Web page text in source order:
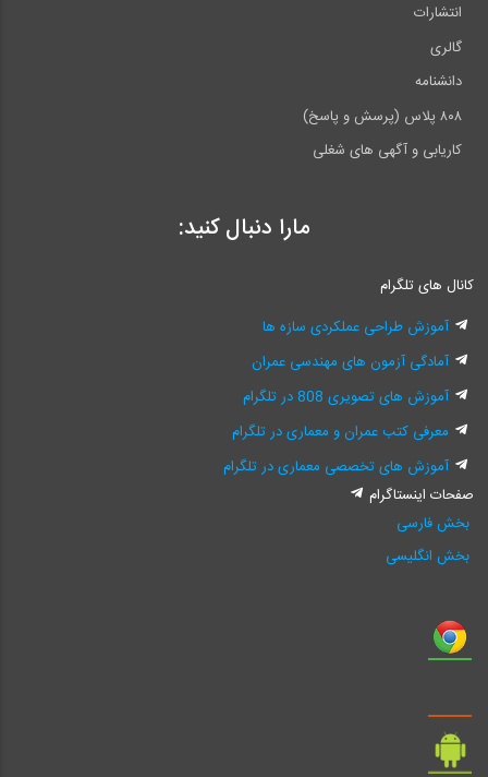
انتشارات
گالری
دانشنامه
۸۰۸ پلاس (پرسش و پاسخ)
کاریابی و آگهی های شغلی
مارا دنبال کنید:
کانال های تلگرام
آموزش طراحی عملکردی سازه ها
آمادگی آزمون های مهندسی عمران
آموزش های تصویری 808 در تلگرام
معرفی کتب عمران و معماری در تلگرام
آموزش های تخصصی معماری در تلگرام
صفحات اینستاگرام
بخش فارسی
بخش انگلیسی